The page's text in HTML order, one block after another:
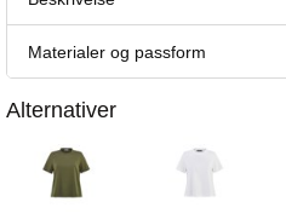
Materialer og passform
Alternativer